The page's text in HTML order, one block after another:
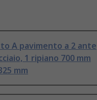
A pavimento a 2 ante
1 ripiano 700 mm
mm